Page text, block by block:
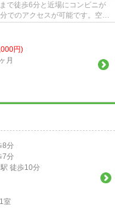
で徒歩6分と近場にコンビニが
でのアクセスが可能です。空気
円)
月
8分
7分
駅 徒歩10分
1室